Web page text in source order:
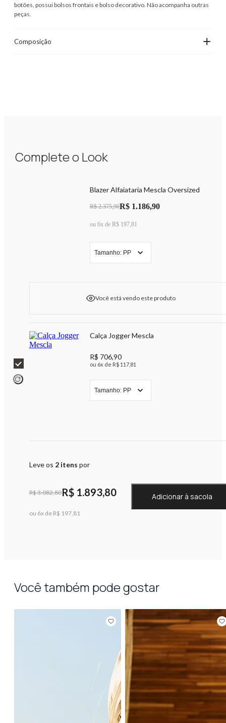
botões, possui bolsos frontais e bolso decorativo. Não acompanha outras
peças.
Composição +
Complete o Look
Você está vendo este produto
Blazer Alfaiataria Mescla Oversized
R$ 2.375,90R$ 1.186,90
ou 6x de R$ 197,81
Tamanho: PP
Calça Jogger Mescla
R$ 706,90
ou 6x de R$ 117,81
Tamanho: PP
Leve os 2itens por
R$ 3.082,80R$ 1.893,80
ou 6x de R$ 197,81
Adicionar à sacola
Você também pode gostar